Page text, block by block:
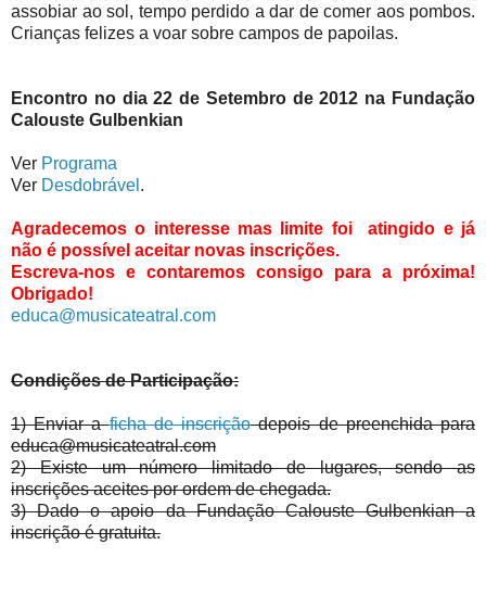
assobiar ao sol, tempo perdido a dar de comer aos pombos.
Crianças felizes a voar sobre campos de papoilas.
Encontro no dia 22 de Setembro de 2012 na Fundação
Calouste Gulbenkian
Ver Programa
Ver Desdobrável .
Agradecemos o interesse mas l imite foi atingido e já
não é possível aceitar novas inscrições.
Escreva-nos e contaremos consigo para a próxima!
Obrigado!
educa@musicateatral.com
Condições de Participação:
1) Enviar aficha de inscriçãodepois de preenchida para
educa@musicateatral.com
2) Existe um número limitado de lugares, sendo as
inscrições aceites por ordem de chegada.
3) Dado o apoio da Fundação Calouste Gulbenkian a
inscrição é gratuita.